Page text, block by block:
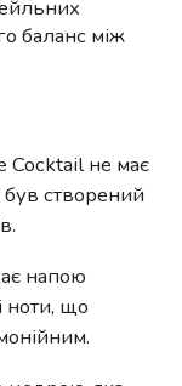
баланс між
Cocktail не має
створений
напою
ноти, що